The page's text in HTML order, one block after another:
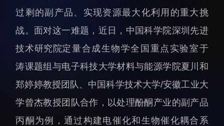
刊物与文化
科学普及
先进视界
教育概况
学生活动
过剩的副产品、实现资源最大化利用的重大挑
战。面对这一难题，近日，中国科学院深圳先进
技术研究院定量合成生物学全国重点实验室于
涛课题组与电子科技大学材料与能源学院夏川和
郑婷婷教授团队、中国科学技术大学/安徽工业大
学曾杰教授团队合作，以处理酚酮产业的副产品
丙酮为例，通过构建电催化和生物催化耦合系